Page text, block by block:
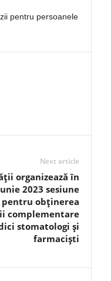
pentru persoanele
Next article
organizează în
2023 sesiune
pentru obţinerea
complementare
stomatologi şi
farmacişti